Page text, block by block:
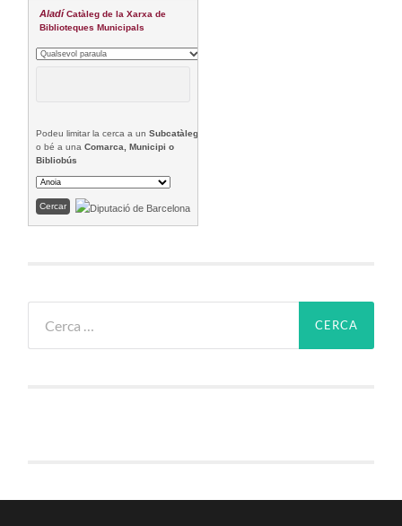
Aladí Catàleg de la Xarxa de
Biblioteques Municipals
Podeu limitar la cerca a unSubcatàleg
o bé a unaComarca, Municipi o
Bibliobús